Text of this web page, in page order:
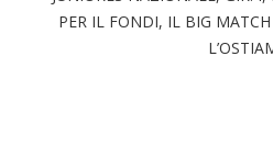
PER IL FONDI, IL BIG MATCH